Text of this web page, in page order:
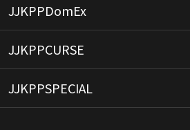
JJKPPDomEx
JJKPPCURSE
JJKPPSPECIAL